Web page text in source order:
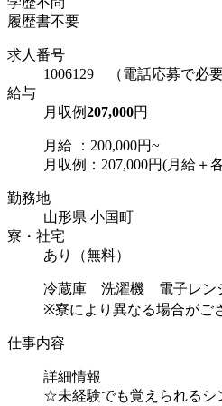
履歴書不要
求人番号
1006129 （電話応募で必
給与
月収例207,000円
月給 ：200,000円~
月収例：207,000円(月給＋
勤務地
山形県 小国町
寮・社宅
あり（無料）
冷蔵庫 洗濯機 電子レ
※寮により異なる場合がご
仕事内容
詳細情報
☆未経験でも覚えられる